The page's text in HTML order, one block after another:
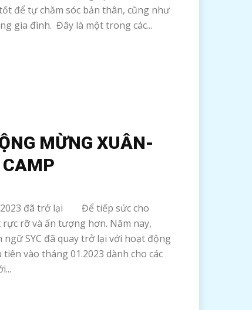
để tự chăm sóc bản thân, cũng như
gia đình. Đây là một trong các...
MỪNG XUÂN-
CAMP
2023 đã trở lại Để tiếp sức cho
rỡ và ấn tượng hơn. Năm nay,
ngữ SYC đã quay trở lại với hoạt động
tiên vào tháng 01.2023 dành cho các